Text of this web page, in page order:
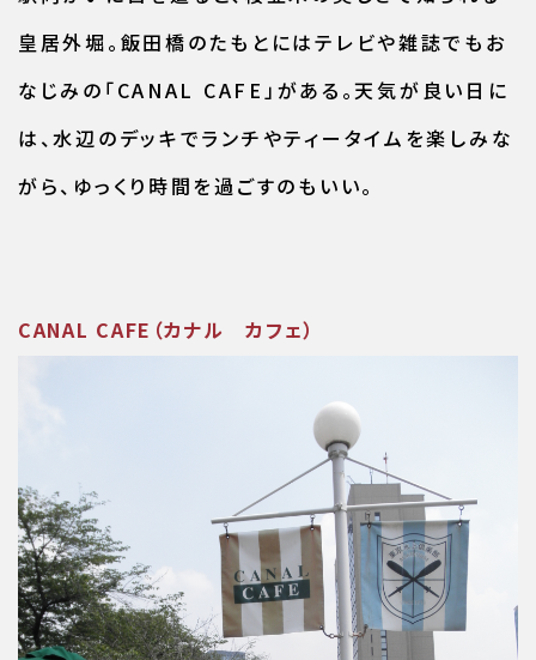
皇居外堀。飯田橋のたもとにはテレビや雑誌でもお
なじみの「CANAL CAFE」がある。天気が良い日に
は、水辺のデッキでランチやティータイムを楽しみな
がら、ゆっくり時間を過ごすのもいい。
CANAL CAFE（カナル カフェ）